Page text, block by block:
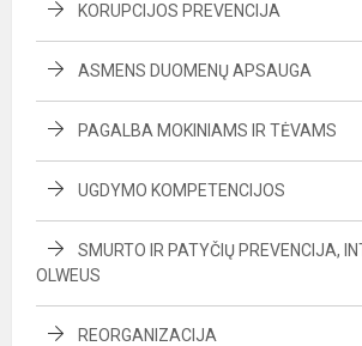
KORUPCIJOS PREVENCIJA
ASMENS DUOMENŲ APSAUGA
PAGALBA MOKINIAMS IR TĖVAMS
UGDYMO KOMPETENCIJOS
SMURTO IR PATYČIŲ PREVENCIJA,
OLWEUS
REORGANIZACIJA